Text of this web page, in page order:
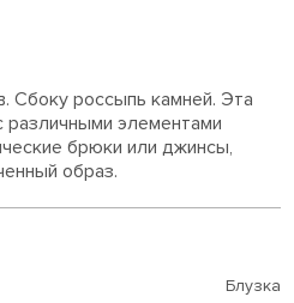
Сбоку россыпь камней. Эта
различными элементами
брюки или джинсы,
образ.
Блузка